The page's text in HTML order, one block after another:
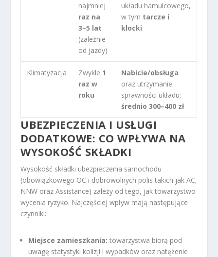
najmniej
raz na
3–5 lat
(zależnie
od jazdy)
układu hamulcowego,
w tym tarcze i
klocki
Klimatyzacja Zwykle 1
raz w
roku
Nabicie/obsługa
oraz utrzymanie
sprawności układu;
średnio 300–400 zł
UBEZPIECZENIA I USŁUGI
DODATKOWE: CO WPŁYWA NA
WYSOKOŚĆ SKŁADKI
Wysokość składki ubezpieczenia samochodu
(obowiązkowego OC i dobrowolnych polis takich jak AC,
NNW oraz Assistance) zależy od tego, jak towarzystwo
wycenia ryzyko. Najczęściej wpływ mają następujące
czynniki:
Miejsce zamieszkania: towarzystwa biorą pod
uwagę statystyki kolizji i wypadków oraz natężenie